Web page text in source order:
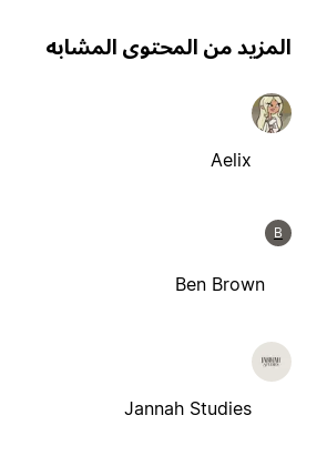
من المحتوى المشابه
Aelix
Ben Brown
Jannah Studies